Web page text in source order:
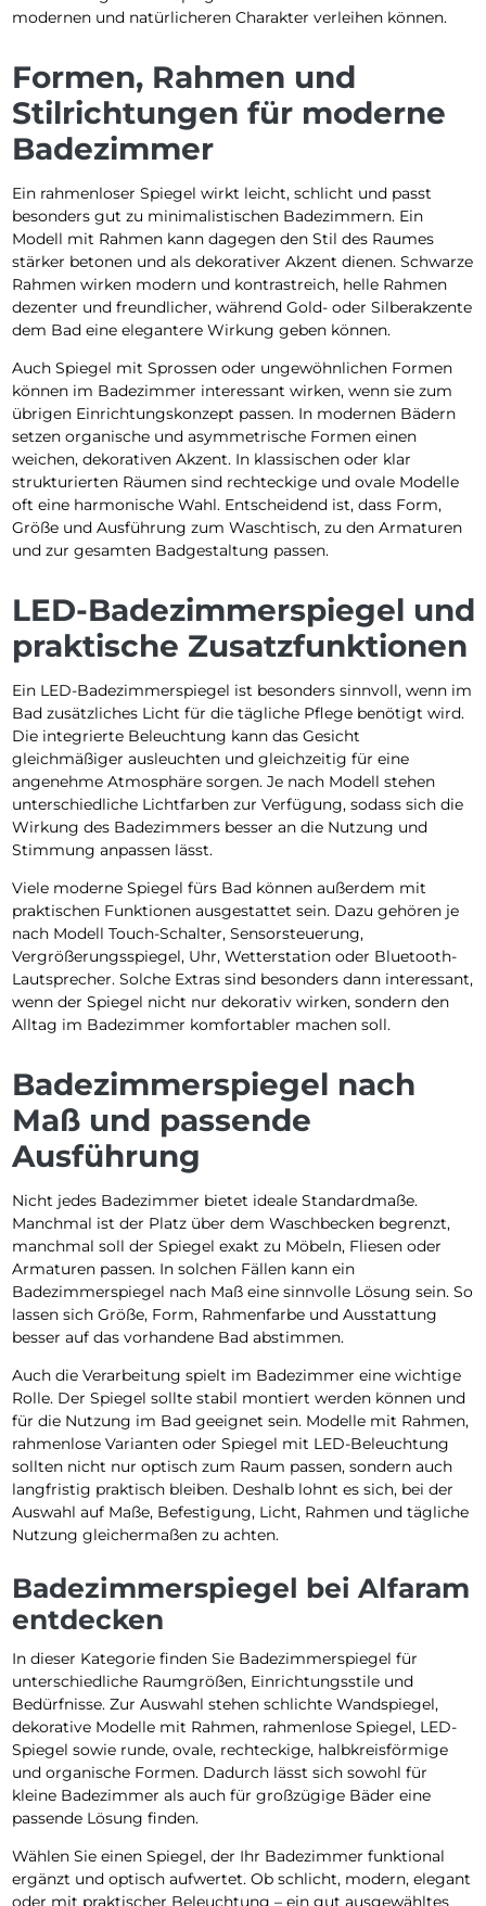
modernen und natürlicheren Charakter verleihen können.
Formen, Rahmen und
Stilrichtungen für moderne
Badezimmer
Ein rahmenloser Spiegel wirkt leicht, schlicht und passt
besonders gut zu minimalistischen Badezimmern. Ein
Modell mit Rahmen kann dagegen den Stil des Raumes
stärker betonen und als dekorativer Akzent dienen. Schwarze
Rahmen wirken modern und kontrastreich, helle Rahmen
dezenter und freundlicher, während Gold- oder Silberakzente
dem Bad eine elegantere Wirkung geben können.
Auch Spiegel mit Sprossen oder ungewöhnlichen Formen
können im Badezimmer interessant wirken, wenn sie zum
übrigen Einrichtungskonzept passen. In modernen Bädern
setzen organische und asymmetrische Formen einen
weichen, dekorativen Akzent. In klassischen oder klar
strukturierten Räumen sind rechteckige und ovale Modelle
oft eine harmonische Wahl. Entscheidend ist, dass Form,
Größe und Ausführung zum Waschtisch, zu den Armaturen
und zur gesamten Badgestaltung passen.
LED-Badezimmerspiegel und
praktische Zusatzfunktionen
Ein LED-Badezimmerspiegel ist besonders sinnvoll, wenn im
Bad zusätzliches Licht für die tägliche Pflege benötigt wird.
Die integrierte Beleuchtung kann das Gesicht
gleichmäßiger ausleuchten und gleichzeitig für eine
angenehme Atmosphäre sorgen. Je nach Modell stehen
unterschiedliche Lichtfarben zur Verfügung, sodass sich die
Wirkung des Badezimmers besser an die Nutzung und
Stimmung anpassen lässt.
Viele moderne Spiegel fürs Bad können außerdem mit
praktischen Funktionen ausgestattet sein. Dazu gehören je
nach Modell Touch-Schalter, Sensorsteuerung,
Vergrößerungsspiegel, Uhr, Wetterstation oder Bluetooth-
Lautsprecher. Solche Extras sind besonders dann interessant,
wenn der Spiegel nicht nur dekorativ wirken, sondern den
Alltag im Badezimmer komfortabler machen soll.
Badezimmerspiegel nach
Maß und passende
Ausführung
Nicht jedes Badezimmer bietet ideale Standardmaße.
Manchmal ist der Platz über dem Waschbecken begrenzt,
manchmal soll der Spiegel exakt zu Möbeln, Fliesen oder
Armaturen passen. In solchen Fällen kann ein
Badezimmerspiegel nach Maß eine sinnvolle Lösung sein. So
lassen sich Größe, Form, Rahmenfarbe und Ausstattung
besser auf das vorhandene Bad abstimmen.
Auch die Verarbeitung spielt im Badezimmer eine wichtige
Rolle. Der Spiegel sollte stabil montiert werden können und
für die Nutzung im Bad geeignet sein. Modelle mit Rahmen,
rahmenlose Varianten oder Spiegel mit LED-Beleuchtung
sollten nicht nur optisch zum Raum passen, sondern auch
langfristig praktisch bleiben. Deshalb lohnt es sich, bei der
Auswahl auf Maße, Befestigung, Licht, Rahmen und tägliche
Nutzung gleichermaßen zu achten.
Badezimmerspiegel bei Alfaram
entdecken
In dieser Kategorie finden Sie Badezimmerspiegel für
unterschiedliche Raumgrößen, Einrichtungsstile und
Bedürfnisse. Zur Auswahl stehen schlichte Wandspiegel,
dekorative Modelle mit Rahmen, rahmenlose Spiegel, LED-
Spiegel sowie runde, ovale, rechteckige, halbkreisförmige
und organische Formen. Dadurch lässt sich sowohl für
kleine Badezimmer als auch für großzügige Bäder eine
passende Lösung finden.
Wählen Sie einen Spiegel, der Ihr Badezimmer funktional
ergänzt und optisch aufwertet. Ob schlicht, modern, elegant
oder mit praktischer Beleuchtung – ein gut ausgewähltes